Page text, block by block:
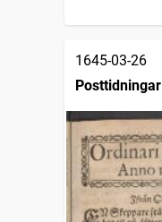
1645-03-26
Posttidningar